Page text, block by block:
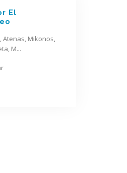
El
Atenas, Mikonos,
M...